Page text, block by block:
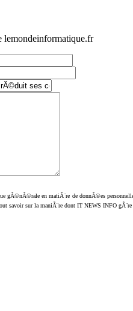
en matiÃ¨re de donnÃ©es
savoir sur la maniÃ¨re dont IT NEWS INFO